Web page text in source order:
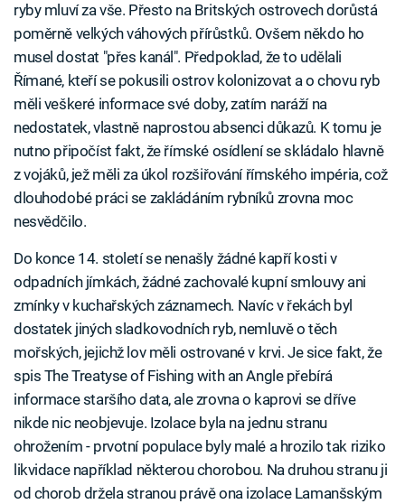
ryby mluví za vše. Přesto na Britských ostrovech dorůstá
poměrně velkých váhových přírůstků. Ovšem někdo ho
musel dostat "přes kanál". Předpoklad, že to udělali
Římané, kteří se pokusili ostrov kolonizovat a o chovu ryb
měli veškeré informace své doby, zatím naráží na
nedostatek, vlastně naprostou absenci důkazů. K tomu je
nutno připočíst fakt, že římské osídlení se skládalo hlavně
z vojáků, jež měli za úkol rozšiřování římského impéria, což
dlouhodobé práci se zakládáním rybníků zrovna moc
nesvědčilo.
Do konce 14. století se nenašly žádné kapří kosti v
odpadních jímkách, žádné zachovalé kupní smlouvy ani
zmínky v kuchařských záznamech. Navíc v řekách byl
dostatek jiných sladkovodních ryb, nemluvě o těch
mořských, jejichž lov měli ostrované v krvi. Je sice fakt, že
spis The Treatyse of Fishing with an Angle přebírá
informace staršího data, ale zrovna o kaprovi se dříve
nikde nic neobjevuje. Izolace byla na jednu stranu
ohrožením - prvotní populace byly malé a hrozilo tak riziko
likvidace například některou chorobou. Na druhou stranu ji
od chorob držela stranou právě ona izolace Lamanšským